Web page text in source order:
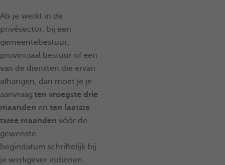
Als je werkt in de
privésector, bij een
gemeentebestuur,
provinciaal bestuur of een
van de diensten die ervan
afhangen, dan moet je je
aanvraag ten vroegste drie
maanden en ten laatste
twee maanden vóór de
gewenste
begindatum schriftelijk bij
je werkgever indienen.